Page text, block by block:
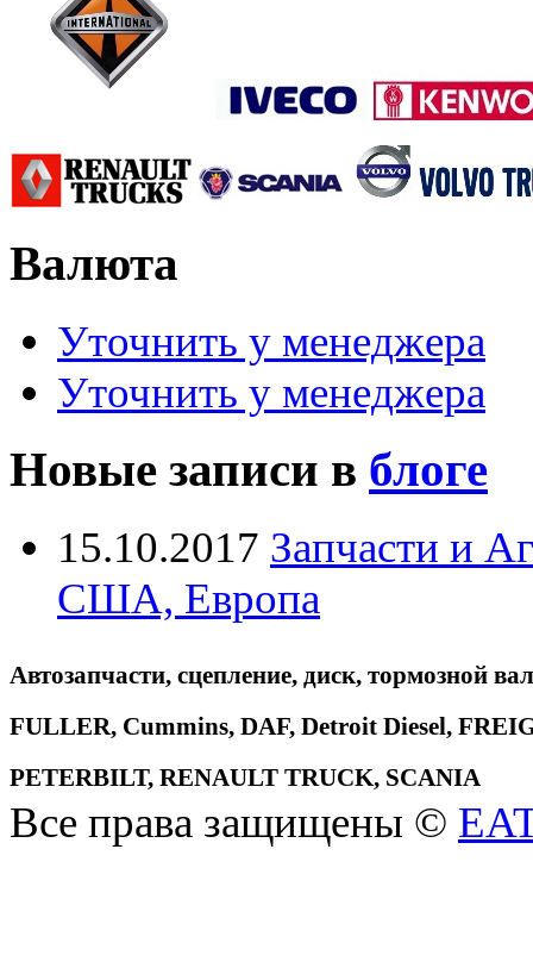
Валюта
Уточнить у менеджера
Уточнить у менеджера
Новые записи в блоге
15.10.2017 Запчасти и
США, Европа
Автозапчасти, сцепление, диск, тормозной
FULLER, Cummins, DAF, Detroit Diesel,
PETERBILT, RENAULT TRUCK, SCANIA
Все права защищены ©